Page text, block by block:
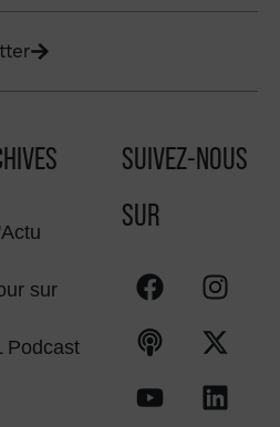
sur
Podcast
SUIVEZ-NOUS
SUR